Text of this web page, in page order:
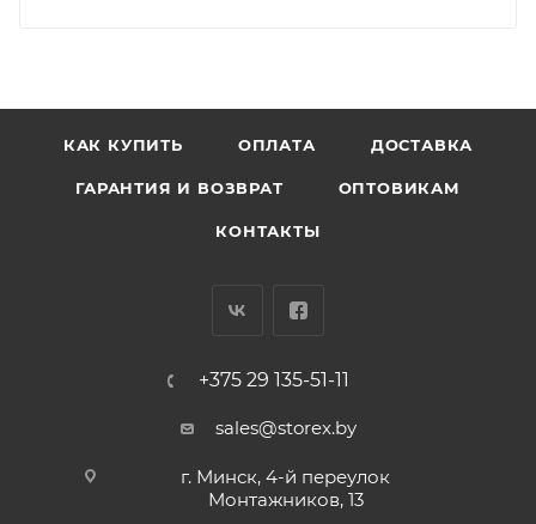
КАК КУПИТЬ ОПЛАТА ДОСТАВКА
ГАРАНТИЯ И ВОЗВРАТ ОПТОВИКАМ
КОНТАКТЫ
+375 29 135-51-11
sales@storex.by
г. Минск, 4-й переулок
Монтажников, 13